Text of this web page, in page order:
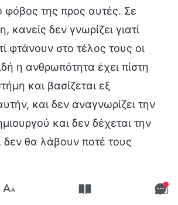
φόβος της προς αυτές. Σε
κανείς δεν γνωρίζει γιατί
φτάνουν στο τέλος τους οι
η ανθρωπότητα έχει πίστη
και βασίζεται εξ
και δεν αναγνωρίζει την
και δεν δέχεται την
δεν θα λάβουν ποτέ τους
του Θεού, τα πάντα